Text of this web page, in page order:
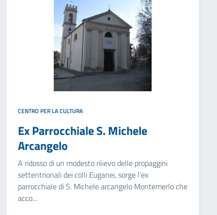
CENTRO PER LA CULTURA
Ex Parrocchiale S. Michele
Arcangelo
A ridosso di un modesto rilievo delle propaggini
settentrionali dei colli Euganei, sorge l’ex
parrocchiale di S. Michele arcangelo Montemerlo che
acco...